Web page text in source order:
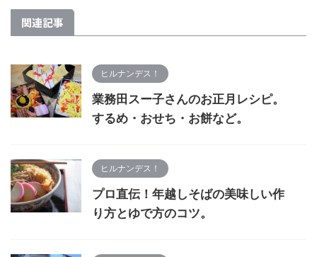
関連記事
ヒルナンデス！
業務田スー子さんのお正月レシピ。
するめ・おせち・お餅など。
ヒルナンデス！
プロ直伝！年越しそばの美味しい作
り方とゆで方のコツ。